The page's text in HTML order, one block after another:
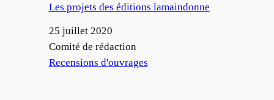
Les projets des éditions lamaindonne
Date
25 juillet 2020
Auteur
Comité de rédaction
Par rapport à
Recensions d'ouvrages